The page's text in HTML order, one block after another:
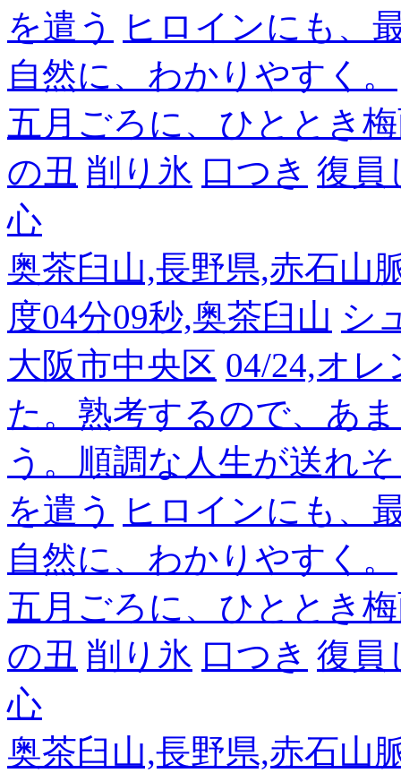
を遣う
ヒロインにも、
自然に、わかりやすく。
五月ごろに、ひととき
の丑 削り氷 口つき 復員
心
奥茶臼山,長野県,赤石山
度04分09秒,奥茶臼山 シ
大阪市中央区 04/24,オ
た。熟考するので、あ
う。順調な人生が送れ
を遣う
ヒロインにも、
自然に、わかりやすく。
五月ごろに、ひととき
の丑 削り氷 口つき 復員
心
奥茶臼山,長野県,赤石山